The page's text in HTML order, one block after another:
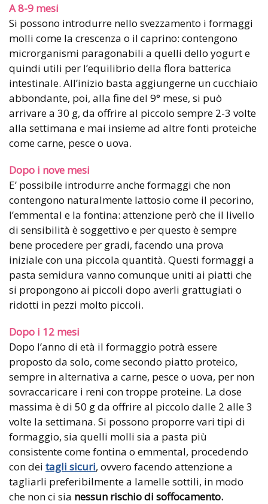
A 8-9 mesi
Si possono introdurre nello svezzamento i formaggi
molli come la crescenza o il caprino: contengono
microrganismi paragonabili a quelli dello yogurt e
quindi utili per l’equilibrio della flora batterica
intestinale. All’inizio basta aggiungerne un cucchiaio
abbondante, poi, alla fine del 9° mese, si può
arrivare a 30 g, da offrire al piccolo sempre 2-3 volte
alla settimana e mai insieme ad altre fonti proteiche
come carne, pesce o uova.
Dopo i nove mesi
E’ possibile introdurre anche formaggi che non
contengono naturalmente lattosio come il pecorino,
l’emmental e la fontina: attenzione però che il livello
di sensibilità è soggettivo e per questo è sempre
bene procedere per gradi, facendo una prova
iniziale con una piccola quantità. Questi formaggi a
pasta semidura vanno comunque uniti ai piatti che
si propongono ai piccoli dopo averli grattugiati o
ridotti in pezzi molto piccoli.
Dopo i 12 mesi
Dopo l’anno di età il formaggio potrà essere
proposto da solo, come secondo piatto proteico,
sempre in alternativa a carne, pesce o uova, per non
sovraccaricare i reni con troppe proteine. La dose
massima è di 50 g da offrire al piccolo dalle 2 alle 3
volte la settimana. Si possono proporre vari tipi di
formaggio, sia quelli molli sia a pasta più
consistente come fontina o emmental, procedendo
con dei tagli sicuri, ovvero facendo attenzione a
tagliarli preferibilmente a lamelle sottili, in modo
che non ci sia nessun rischio di soffocamento.